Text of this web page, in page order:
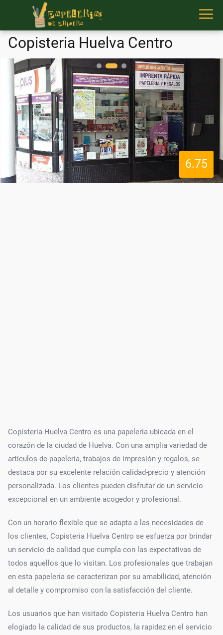
Copisteria Huelva Centro
6.75
Copisteria Huelva Centro es una papelería ubicada en el
corazón de la ciudad de Huelva. Con una amplia variedad de
artículos de papelería, trabajos de impresión y regalos, se
destaca por su excelente relación calidad-precio y atención
personalizada. Los clientes pueden disfrutar de un servicio
excepcional en un ambiente acogedor y profesional.
Con un horario flexible que se adapta a las necesidades de
los clientes, Copisteria Huelva Centro se esfuerza por brindar
un servicio de calidad que cumpla con las expectativas de
todos aquellos que lo visitan. Los profesionales que trabajan
en esta papelería se caracterizan por su amabilidad, atención
al detalle y compromiso con la satisfacción del cliente.
Los usuarios que han visitado Copisteria Huelva Centro han
elogiado la calidad de sus productos, la rapidez en el servicio